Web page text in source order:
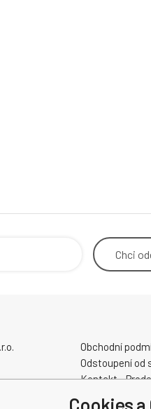
Chci
Obchodní
Odstoupení od
Kontakt -
Cookies a